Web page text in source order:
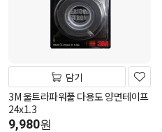
담기
3M 울트라파워풀 다용도 양면테이프
24x1.3
9,980원